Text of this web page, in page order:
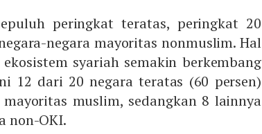
peringkat teratas, peringkat 20
negara mayoritas nonmuslim. Hal
syariah semakin berkembang
12 dari 20 negara teratas (60 persen)
muslim, sedangkan 8 lainnya
non-OKI.